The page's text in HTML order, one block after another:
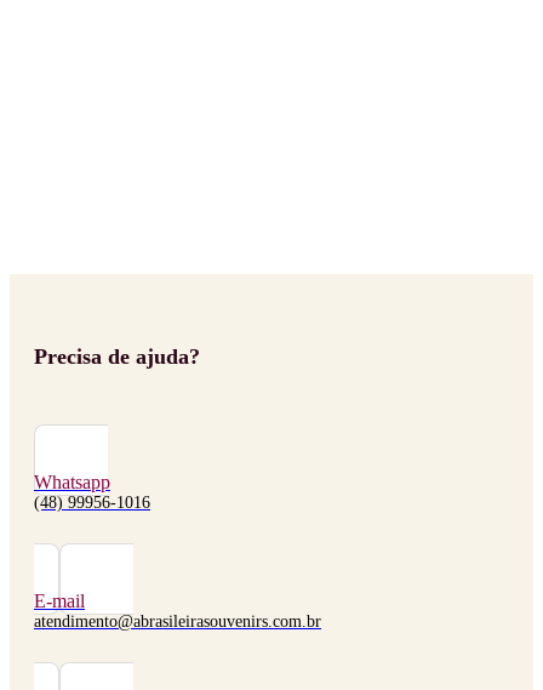
Precisa de ajuda?
Whatsapp
(48) 99956-1016
E-mail
atendimento@abrasileirasouvenirs.com.br